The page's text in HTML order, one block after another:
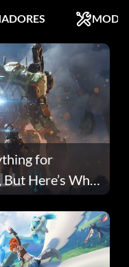
MODS
for
Here’s Why